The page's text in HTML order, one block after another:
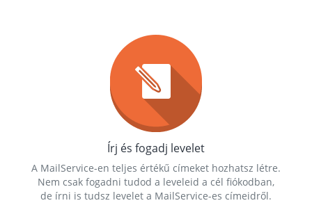
Írj és fogadj levelet
A MailService-en teljes értékű címeket hozhatsz létre.
Nem csak fogadni tudod a leveleid a cél fiókodban,
de írni is tudsz levelet a MailService-es címeidről.